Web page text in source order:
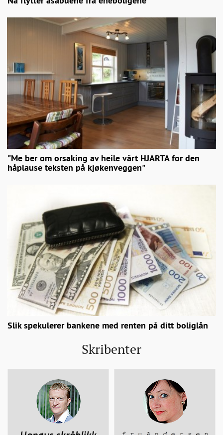
"Me ber om orsaking av heile vårt HJARTA for den
håplause teksten på kjøkenveggen"
Slik spekulerer bankene med renten på ditt boliglån
Skribenter